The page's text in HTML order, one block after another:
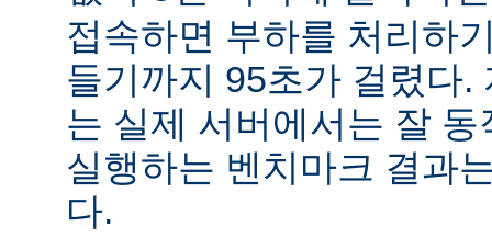
접속하면 부하를 처리하
들기까지 95초가 걸렸다.
는 실제 서버에서는 잘
실행하는 벤치마크 결과
다.